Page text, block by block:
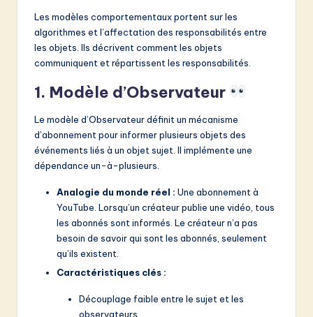
Les modèles comportementaux portent sur les
algorithmes et l’affectation des responsabilités entre
les objets. Ils décrivent comment les objets
communiquent et répartissent les responsabilités.
1. Modèle d’Observateur
Le modèle d’Observateur définit un mécanisme
d’abonnement pour informer plusieurs objets des
événements liés à un objet sujet. Il implémente une
dépendance un-à-plusieurs.
Analogie du monde réel : Une abonnement à
YouTube. Lorsqu’un créateur publie une vidéo, tous
les abonnés sont informés. Le créateur n’a pas
besoin de savoir qui sont les abonnés, seulement
qu’ils existent.
Caractéristiques clés :
Découplage faible entre le sujet et les
observateurs.